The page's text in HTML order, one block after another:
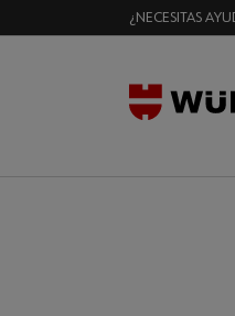
¿NECESITAS